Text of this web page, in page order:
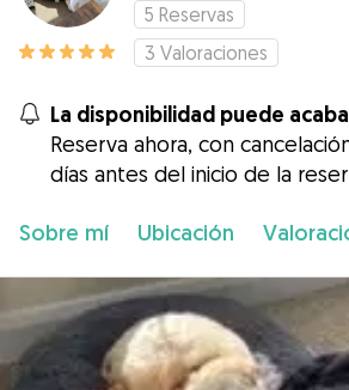
5 Reservas
3 Valoraciones
La disponibilidad puede
Reserva ahora, con
días antes del inicio de la
Sobre mí Ubicación